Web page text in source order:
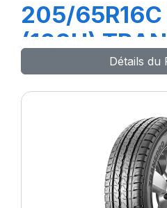
205/
(103H)
Détails du